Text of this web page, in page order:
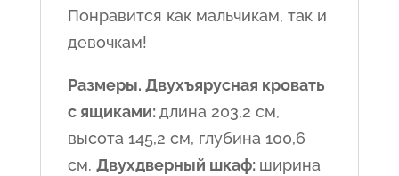
Понравится как мальчикам, так и
девочкам!
Размеры. Двухъярусная кровать
с ящиками:длина 203,2 см,
высота 145,2 см, глубина 100,6
см. Двухдверный шкаф: ширина